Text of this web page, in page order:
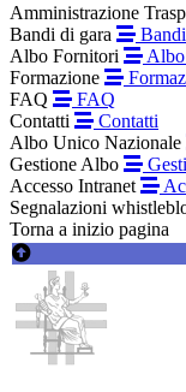
Amministrazione
Bandi di gara
Albo Fornitori
Formazione
FAQ
FAQ
Contatti
Contatti
Albo Unico Nazionale
Gestione Albo
Accesso Intranet
Segnalazioni
Torna a inizio pagina